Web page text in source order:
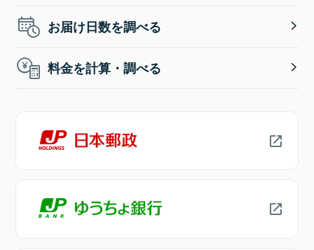
お届け日数を調べる
料金を計算・調べる